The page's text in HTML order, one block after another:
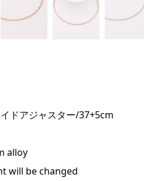
ドアジャスター/37+5cm
alloy
will be changed